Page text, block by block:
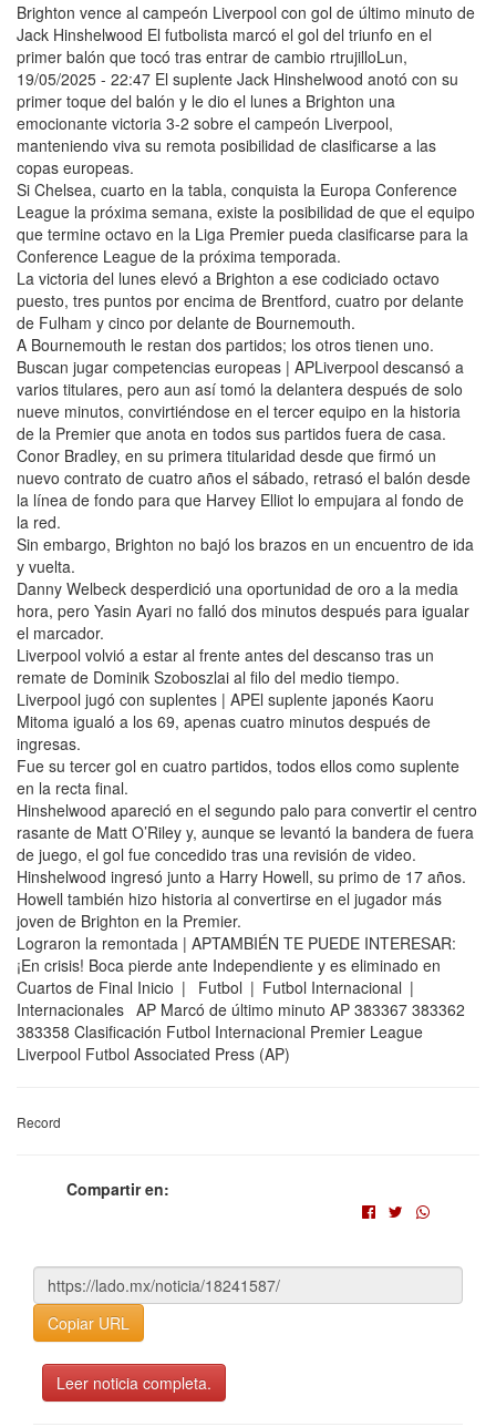
Brighton vence al campeón Liverpool con gol de último minuto de
Jack Hinshelwood El futbolista marcó el gol del triunfo en el
primer balón que tocó tras entrar de cambio rtrujilloLun,
19/05/2025 - 22:47 El suplente Jack Hinshelwood anotó con su
primer toque del balón y le dio el lunes a Brighton una
emocionante victoria 3-2 sobre el campeón Liverpool,
manteniendo viva su remota posibilidad de clasificarse a las
copas europeas.
Si Chelsea, cuarto en la tabla, conquista la Europa Conference
League la próxima semana, existe la posibilidad de que el equipo
que termine octavo en la Liga Premier pueda clasificarse para la
Conference League de la próxima temporada.
La victoria del lunes elevó a Brighton a ese codiciado octavo
puesto, tres puntos por encima de Brentford, cuatro por delante
de Fulham y cinco por delante de Bournemouth.
A Bournemouth le restan dos partidos; los otros tienen uno.
Buscan jugar competencias europeas | APLiverpool descansó a
varios titulares, pero aun así tomó la delantera después de solo
nueve minutos, convirtiéndose en el tercer equipo en la historia
de la Premier que anota en todos sus partidos fuera de casa.
Conor Bradley, en su primera titularidad desde que firmó un
nuevo contrato de cuatro años el sábado, retrasó el balón desde
la línea de fondo para que Harvey Elliot lo empujara al fondo de
la red.
Sin embargo, Brighton no bajó los brazos en un encuentro de ida
y vuelta.
Danny Welbeck desperdició una oportunidad de oro a la media
hora, pero Yasin Ayari no falló dos minutos después para igualar
el marcador.
Liverpool volvió a estar al frente antes del descanso tras un
remate de Dominik Szoboszlai al filo del medio tiempo.
Liverpool jugó con suplentes | APEl suplente japonés Kaoru
Mitoma igualó a los 69, apenas cuatro minutos después de
ingresas.
Fue su tercer gol en cuatro partidos, todos ellos como suplente
en la recta final.
Hinshelwood apareció en el segundo palo para convertir el centro
rasante de Matt O’Riley y, aunque se levantó la bandera de fuera
de juego, el gol fue concedido tras una revisión de video.
Hinshelwood ingresó junto a Harry Howell, su primo de 17 años.
Howell también hizo historia al convertirse en el jugador más
joven de Brighton en la Premier.
Lograron la remontada | APTAMBIÉN TE PUEDE INTERESAR:
¡En crisis! Boca pierde ante Independiente y es eliminado en
Cuartos de Final Inicio | Futbol | Futbol Internacional |
Internacionales AP Marcó de último minuto AP 383367 383362
383358 Clasificación Futbol Internacional Premier League
Liverpool Futbol Associated Press (AP)
Record
Compartir en:
Copiar URL
Leer noticia completa.